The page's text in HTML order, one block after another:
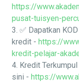
https://
pusat-tuisyen-
3. ✅ Dapatkan
kredit - https://
kredit-pelajar-
4. Kredit
sini - https://